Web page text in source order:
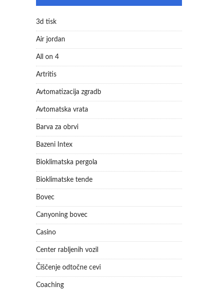
3d tisk
Air jordan
All on 4
Artritis
Avtomatizacija zgradb
Avtomatska vrata
Barva za obrvi
Bazeni Intex
Bioklimatska pergola
Bioklimatske tende
Bovec
Canyoning bovec
Casino
Center rabljenih vozil
Čiščenje odtočne cevi
Coaching